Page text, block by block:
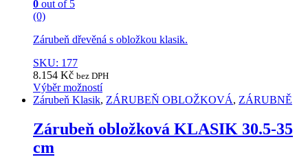
0 out of 5
(0)
Zárubeň dřevěná s obložkou klasik.
SKU: 177
8.154 Kč bez DPH
Výběr možností
This
has
multiple
variants.
Zárubeň Klasik, ZÁRUBEŇ OBLOŽKOVÁ, ZÁRUBNĚ
Zárubeň obložková KLASIK 30.5-35
cm